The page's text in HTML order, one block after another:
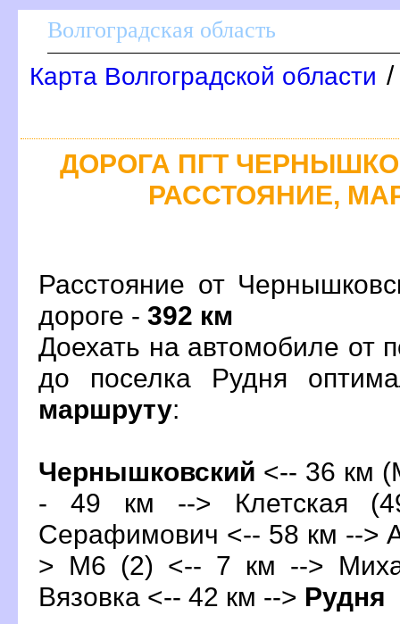
олгоградская область
Карта Волгоградской области /
ДОРОГА ПГТ
РАССТОЯНИЕ,
Расстояние от
дороге - 392 км
Доехать на автомобиле от
до поселка Рудня
маршруту:
Чернышковский <-- 36 км
- 49 км --> Клетская
Серафимович <-- 58 км -->
> М6 (2) <-- 7 км -->
язовка <-- 42 км --> Рудня